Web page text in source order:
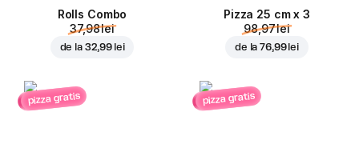
Rolls Combo
37,98 lei
de la 32,99 lei
Pizza 25 cm x 3
98,97 lei
de la76,99 lei
pizza gratis pizza gratis